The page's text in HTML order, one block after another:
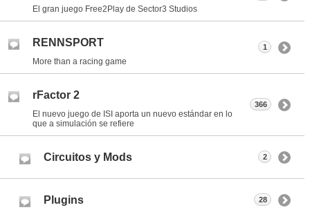
El gran juego Free2Play de Sector3 Studios
RENNSPORT
More than a racing game
1
rFactor 2
El nuevo juego de ISI aporta un nuevo estándar en lo
que a simulación se refiere
366
Circuitos y Mods 2
Plugins 28